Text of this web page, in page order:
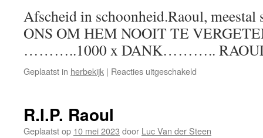
Afscheid in schoonheid.Raoul,
ONS OM HEM NOOIT TE
………..1000 x DANK………..
Geplaatst in herbekijk | Reacties uitgeschakeld
R.I.P. Raoul
Geplaatst op 10 mei 2023 door Luc Van der Steen